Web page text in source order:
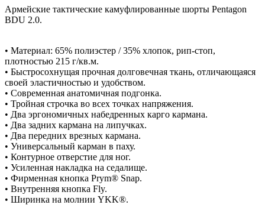
Армейские тактические камуфлированные шорты Pentagon
BDU 2.0.
• Материал: 65% полиэстер / 35% хлопок, рип-стоп,
плотностью 215 г/кв.м.
• Быстросохнущая прочная долговечная ткань, отличающаяся
своей эластичностью и удобством.
• Современная анатомичная подгонка.
• Тройная строчка во всех точках напряжения.
• Два эргономичных набедренных карго кармана.
• Два задних кармана на липучках.
• Два передних врезных кармана.
• Универсальный карман в паху.
• Контурное отверстие для ног.
• Усиленная накладка на седалище.
• Фирменная кнопка Prym® Snap.
• Внутренняя кнопка Fly.
• Ширинка на молнии YKK®.